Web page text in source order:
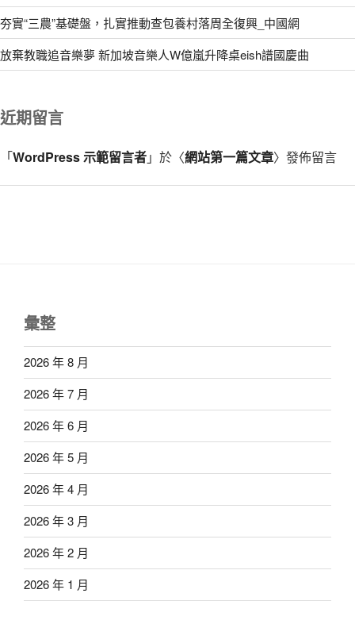
夯實“三農”基礎盤，扎實推動查包養村落周全復興_中國網
放棄教職追音樂夢 新加坡音樂人W億嵐升降桌eish譜國慶曲
近期留言
「WordPress 示範留言者」於〈網站第一篇文章〉發佈留言
彙整
2026 年 8 月
2026 年 7 月
2026 年 6 月
2026 年 5 月
2026 年 4 月
2026 年 3 月
2026 年 2 月
2026 年 1 月